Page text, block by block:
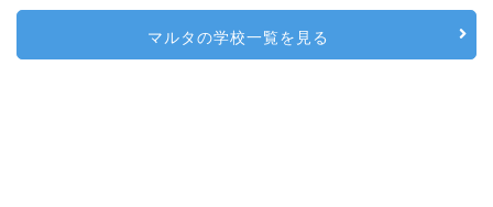
マルタの学校一覧を見る